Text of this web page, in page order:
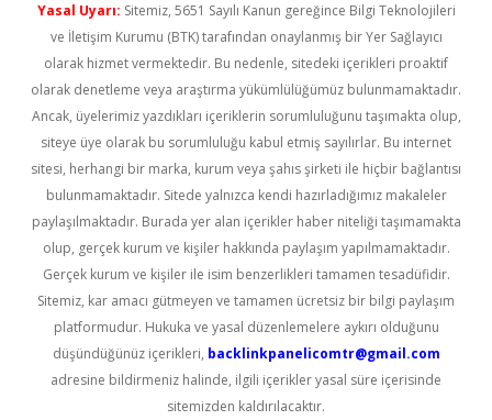
Yasal Uyarı: Sitemiz, 5651 Sayılı Kanun gereğince Bilgi Teknolojileri
ve İletişim Kurumu (BTK) tarafından onaylanmış bir Yer Sağlayıcı
olarak hizmet vermektedir. Bu nedenle, sitedeki içerikleri proaktif
olarak denetleme veya araştırma yükümlülüğümüz bulunmamaktadır.
Ancak, üyelerimiz yazdıkları içeriklerin sorumluluğunu taşımakta olup,
siteye üye olarak bu sorumluluğu kabul etmiş sayılırlar. Bu internet
sitesi, herhangi bir marka, kurum veya şahıs şirketi ile hiçbir bağlantısı
bulunmamaktadır. Sitede yalnızca kendi hazırladığımız makaleler
paylaşılmaktadır. Burada yer alan içerikler haber niteliği taşımamakta
olup, gerçek kurum ve kişiler hakkında paylaşım yapılmamaktadır.
Gerçek kurum ve kişiler ile isim benzerlikleri tamamen tesadüfidir.
Sitemiz, kar amacı gütmeyen ve tamamen ücretsiz bir bilgi paylaşım
platformudur. Hukuka ve yasal düzenlemelere aykırı olduğunu
düşündüğünüz içerikleri, backlinkpanelicomtr@gmail.com
adresine bildirmeniz halinde, ilgili içerikler yasal süre içerisinde
sitemizden kaldırılacaktır.